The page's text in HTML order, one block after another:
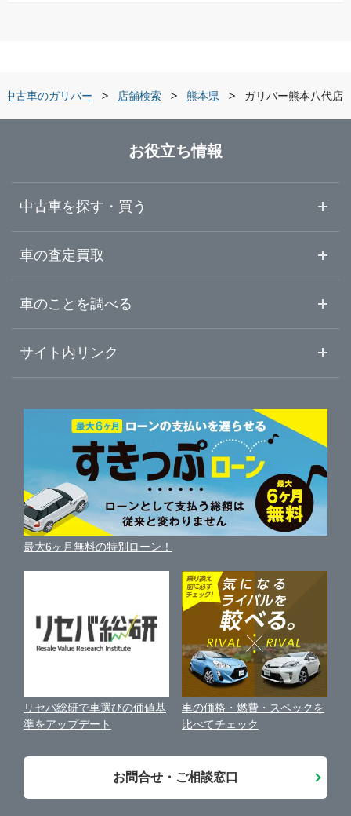
ガリバー熊本東バイパス店
ガリバー熊本インター店
ガリバー熊本清水バイパス店
ガリバー熊本八代店
ガリバー人吉サンロードシティー店
熊本・宇城・県央
八代・球磨・県南
大分県
宮崎県
鹿児島県
沖縄県
中古車のガリバー 店舗検索 熊本県 ガリバー熊本八代店
お役立ち情報
中古車を探す・買う
中古車情報・中古車検索
初めての中古車購入ガイド
中古車人気ランキング
自動車ローンを調べる
ガリバーの自動車ローン
車買い替えの基礎知識
近くのお店で車を探す
車の査定買取
車査定・車買取ならガリバー
ガリバーの査定が選ばれる理由
車を売る時よくある質問
便利な査定サービス
中古車買取相場（毎月更新）
車の個人売買ガイド
車のことを調べる
車初心者まとめ
新車・中古車カタログ
車の燃費を調べる
車種別クチコミ
車比較サイト
サイト内リンク
サイトマップ
サイトの使用条件
利用規約
保険代理店業務に関する基本方針
古物営業法に基づく表示
お客様の声
会社案内
最大6ヶ月無料の特別ローン！
リセバ総研で車選びの価値基
準をアップデート
車の価格・燃費・スペックを
比べてチェック
お問合せ・ご相談窓口